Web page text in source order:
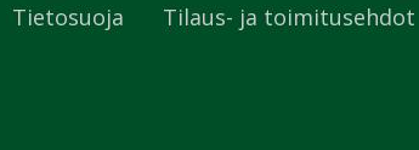
Tietosuoja Tilaus- ja toimitusehdot